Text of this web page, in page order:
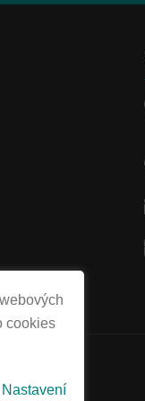
cookies
Nastavení